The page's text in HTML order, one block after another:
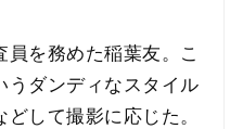
を務めた稲葉友。こ
うダンディなスタイル
して撮影に応じた。